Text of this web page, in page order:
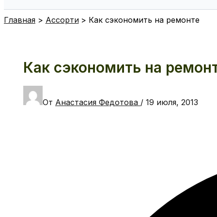
Главная Ассорти Как сэкономить на ремонте
Как сэкономить на
От Анастасия Федотова / 19 июля, 2013